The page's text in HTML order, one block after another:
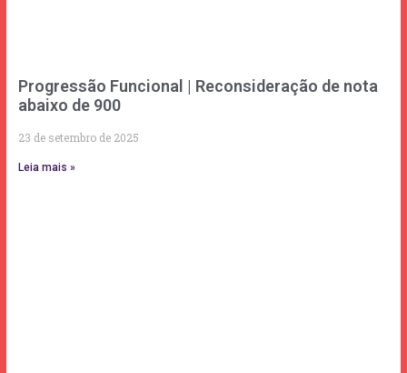
Progressão Funcional | Reconsideração de nota
abaixo de 900
23 de setembro de 2025
Leia mais »